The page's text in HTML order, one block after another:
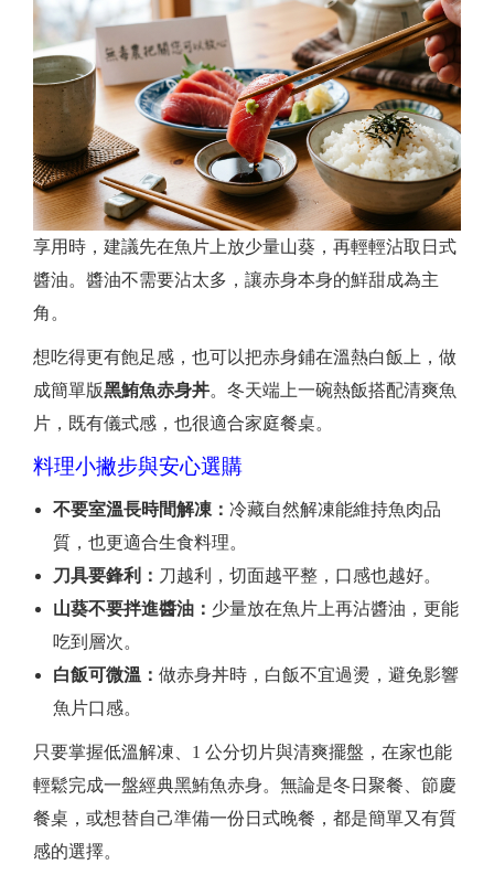
享用時，建議先在魚片上放少量山葵，再輕輕沾取日式
醬油。醬油不需要沾太多，讓赤身本身的鮮甜成為主
角。
想吃得更有飽足感，也可以把赤身鋪在溫熱白飯上，做
成簡單版黑鮪魚赤身丼。冬天端上一碗熱飯搭配清爽魚
片，既有儀式感，也很適合家庭餐桌。
料理小撇步與安心選購
不要室溫長時間解凍： 冷藏自然解凍能維持魚肉品
質，也更適合生食料理。
刀具要鋒利： 刀越利，切面越平整，口感也越好。
山葵不要拌進醬油： 少量放在魚片上再沾醬油，更能
吃到層次。
白飯可微溫： 做赤身丼時，白飯不宜過燙，避免影響
魚片口感。
只要掌握低溫解凍、1 公分切片與清爽擺盤，在家也能
輕鬆完成一盤經典黑鮪魚赤身。無論是冬日聚餐、節慶
餐桌，或想替自己準備一份日式晚餐，都是簡單又有質
感的選擇。